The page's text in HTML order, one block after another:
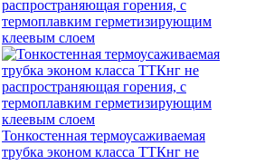
распространяющая горения, с
термоплавким герметизирующим
клеевым слоем
Тонкостенная термоусаживаемая
трубка эконом класса ТТКнг не